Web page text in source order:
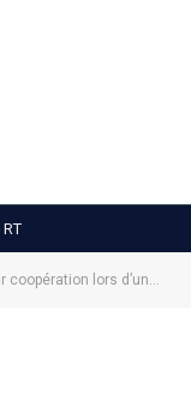
d’une rencontre à Téhéran